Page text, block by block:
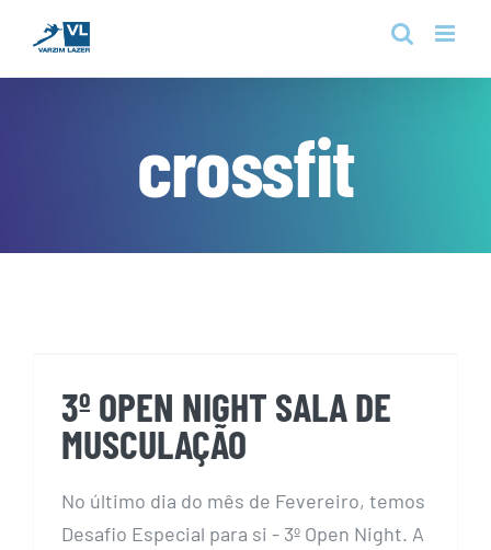
content
crossfit
3º OPEN NIGHT SALA DE
MUSCULAÇÃO
No último dia do mês de Fevereiro, temos
Desafio Especial para si - 3º Open Night. A